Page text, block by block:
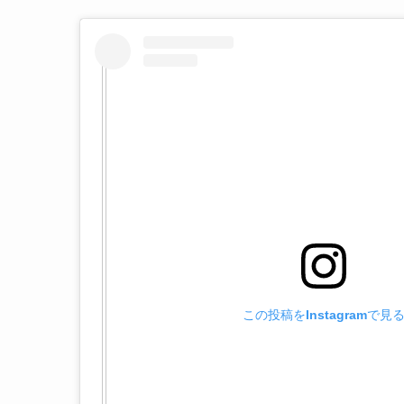
この投稿をInstagramで見る